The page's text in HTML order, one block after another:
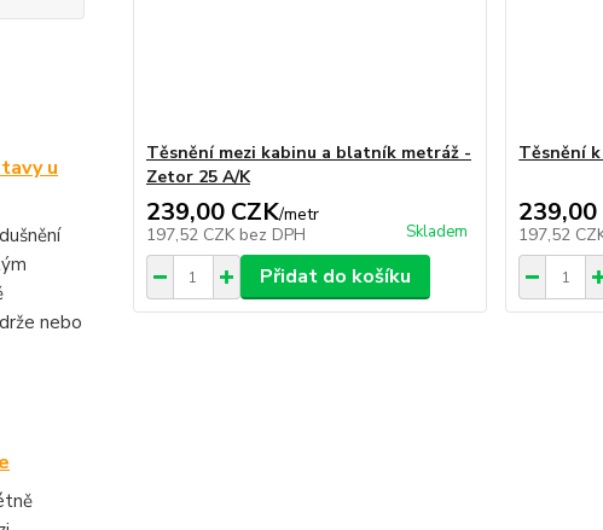
u
nebo
Těsnění mezi kabinu a blatník metráž -
Zetor 25 A/K
239,00 CZK/metr
197,52 CZK bez DPH Skladem
Přidat do košíku
Těsnění
239,00
197,52